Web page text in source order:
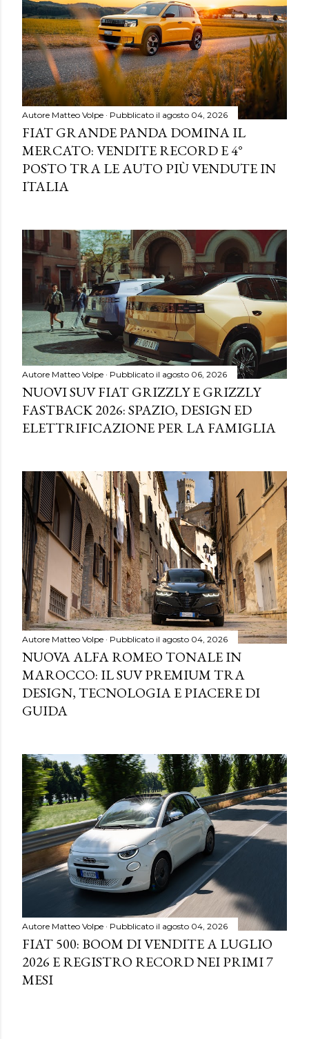
Autore Matteo Volpe Pubblicato il agosto 04, 2026
FIAT GRANDE PANDA DOMINA IL
MERCATO: VENDITE RECORD E 4°
POSTO TRA LE AUTO PIÙ VENDUTE IN
ITALIA
Autore Matteo Volpe Pubblicato il agosto 06, 2026
NUOVI SUV FIAT GRIZZLY E GRIZZLY
FASTBACK 2026: SPAZIO, DESIGN ED
ELETTRIFICAZIONE PER LA FAMIGLIA
Autore Matteo Volpe Pubblicato il agosto 04, 2026
NUOVA ALFA ROMEO TONALE IN
MAROCCO: IL SUV PREMIUM TRA
DESIGN, TECNOLOGIA E PIACERE DI
GUIDA
Autore Matteo Volpe Pubblicato il agosto 04, 2026
FIAT 500: BOOM DI VENDITE A LUGLIO
2026 E REGISTRO RECORD NEI PRIMI 7
MESI